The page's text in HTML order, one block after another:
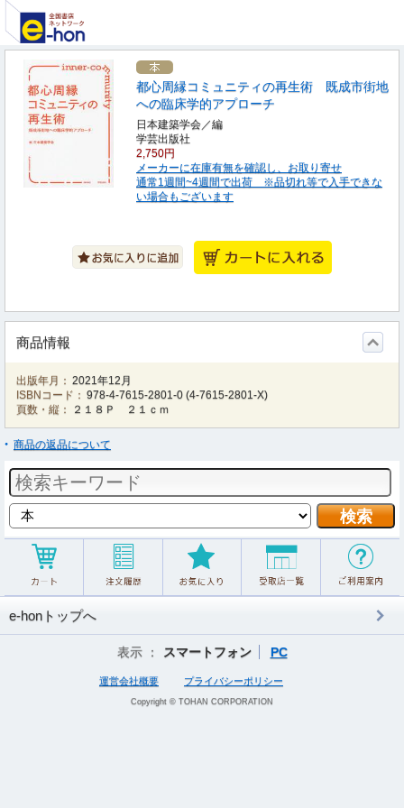
都心周縁コミュニティの再生術 既成市街地
への臨床学的アプローチ
日本建築学会／編
学芸出版社
2,750円
メーカーに在庫有無を確認し、お取り寄せ
通常1週間~4週間で出荷 ※品切れ等で入手できな
い場合もございます
商品情報
出版年月： 2021年12月
ISBNコード： 978-4-7615-2801-0 (4-7615-2801-X)
頁数・縦：
２１８Ｐ ２１ｃｍ
商品の返品について
e-honトップへ
表示 ： スマートフォン PC
運営会社概要 プライバシーポリシー
Copyright © TOHAN CORPORATION